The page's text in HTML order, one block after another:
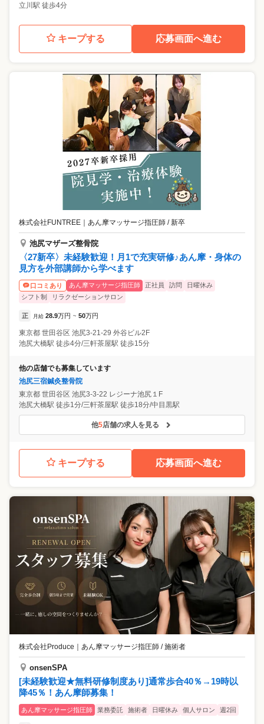
立川駅 徒歩4分
キープする 応募画面へ進む
株式会社FUNTREE あん摩マッサージ指圧師 / 新卒
池尻マザーズ整骨院
〈27新卒〉未経験歓迎！月1で充実研修♪あん摩・身体の
見方を外部講師から学べます
口コミあり あん摩マッサージ指圧師 正社員 訪問
日曜休み
シフト制
リラクゼーションサロン
正 月給 28.9万円 ~ 50万円
東京都 世田谷区 池尻3-21-29 外谷ビル2F
池尻大橋駅 徒歩4分/三軒茶屋駅 徒歩15分
他の店舗でも募集しています
池尻三宿鍼灸整骨院
東京都 世田谷区 池尻3-3-22 レジーナ池尻１F
池尻大橋駅 徒歩1分/三軒茶屋駅 徒歩18分/中目黒駅
他5店舗の求人を見る
キープする 応募画面へ進む
株式会社Produce あん摩マッサージ指圧師 / 施術者
onsenSPA
[未経験歓迎★無料研修制度あり]通常歩合40％→19時以
降45％！あん摩師募集！
あん摩マッサージ指圧師 業務委託 施術者 日曜休み 個人サロン 週2回